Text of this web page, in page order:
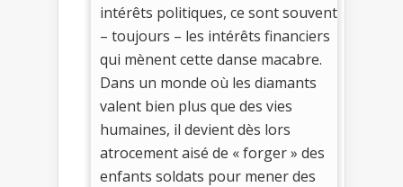
intérêts politiques, ce sont souvent
– toujours – les intérêts financiers
qui mènent cette danse macabre.
Dans un monde où les diamants
valent bien plus que des vies
humaines, il devient dès lors
atrocement aisé de « forger » des
enfants soldats pour mener des